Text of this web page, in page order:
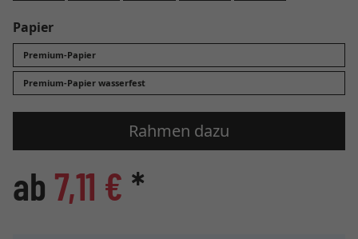
Papier
Premium-Papier
Premium-Papier wasserfest
Rahmen dazu
ab 7,11 € *